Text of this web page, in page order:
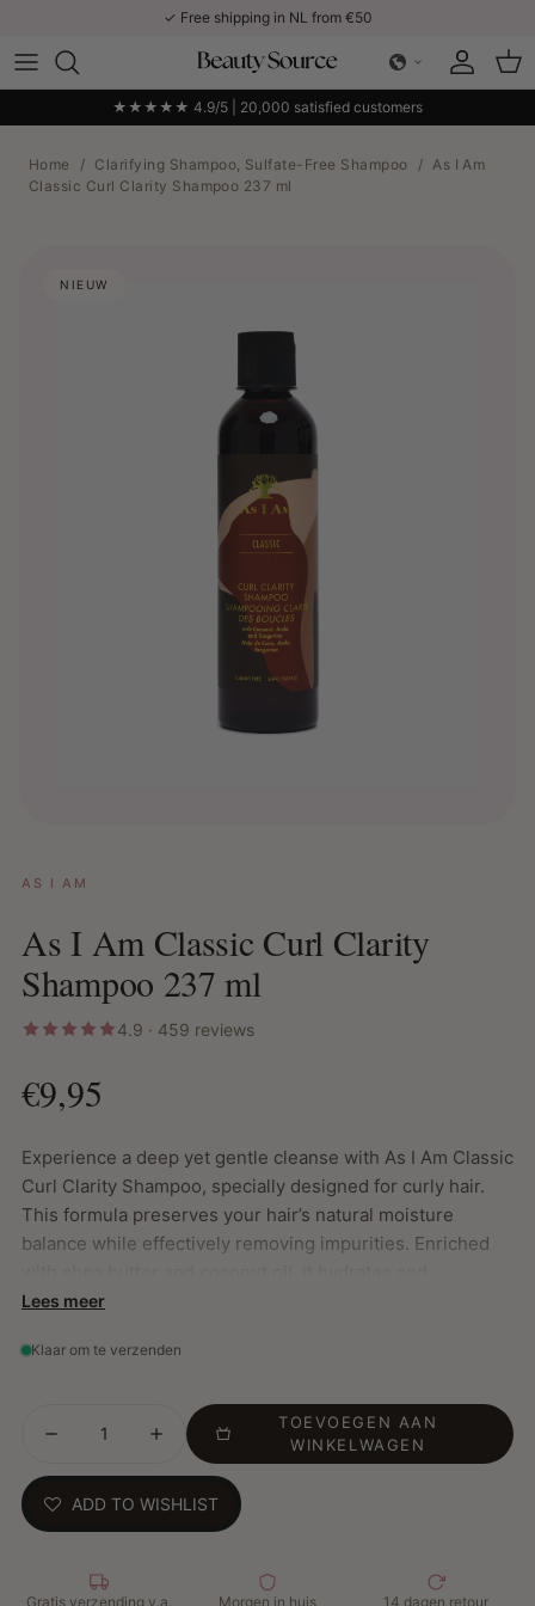
✓ Free shipping in NL from €50
AccountCart
★★★★★ 4.9/5 | 20,000 satisfied customers
Home / Clarifying Shampoo, Sulfate-Free Shampoo / As I Am
Classic Curl Clarity Shampoo 237 ml
NIEUW
AS I AM
As I Am Classic Curl Clarity
Shampoo 237 ml
4.9 · 459 reviews
€9,95
Experience a deep yet gentle cleanse with As I Am Classic
Curl Clarity Shampoo, specially designed for curly hair.
This formula preserves your hair’s natural moisture
balance while effectively removing impurities. Enriched
strengthens your hair, leaving it smoother, more
perfect for easily detangling curls.
Shea Butter: Deeply hydrates, reduces frizz and
protects against environmental damage
Coconut Oil: Strengthens, hydrates and improves scalp
compromising the natural moisture balance
Lees meer
Klaar om te verzenden
TOEVOEGEN AAN
WINKELWAGEN
ADD TO WISHLIST
Gratis verzending v.a.
Morgen in huis 14 dagen retour